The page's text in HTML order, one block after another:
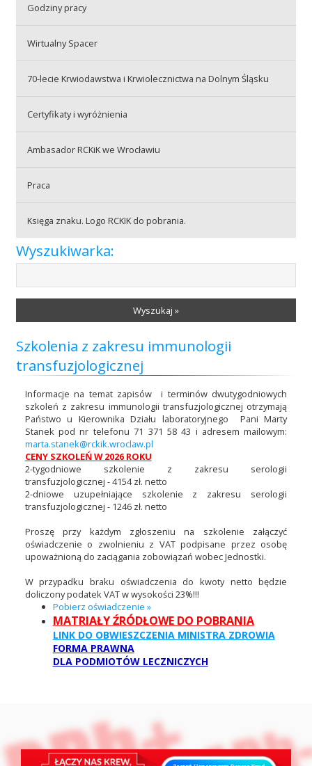
BIP
RODO
Godziny pracy
Wirtualny Spacer
70-lecie Krwiodawstwa i Krwiolecznictwa na Dolnym Śląsku
Certyfikaty i wyróżnienia
Ambasador RCKiK we Wrocławiu
Praca
Praca
Księga znaku. Logo RCKIK do pobrania.
Wyszukiwarka:
Wyszukaj »
Szkolenia z zakresu immunologii
transfuzjologicznej
Informacje na temat zapisów i terminów dwutygodniowych
szkoleń z zakresu immunologii transfuzjologicznej otrzymają
Państwo u Kierownika Działu laboratoryjnego Pani Marty
Stanek pod nr telefonu 71 371 58 43 i adresem mailowym:
marta.stanek@rckik.wroclaw.pl
CENY SZKOLEŃ W 2026 ROKU
2-tygodniowe szkolenie z zakresu serologii
transfuzjologicznej - 4154 zł. netto
2-dniowe uzupełniające szkolenie z zakresu serologii
transfuzjologicznej - 1246 zł. netto
Proszę przy każdym zgłoszeniu na szkolenie załączyć
oświadczenie o zwolnieniu z VAT podpisane przez osobę
upoważnioną do zaciągania zobowiązań wobec Jednostki.
W przypadku braku oświadczenia do kwoty netto będzie
doliczony podatek VAT w wysokości 23%!!!
Pobierz oświadczenie »
MATRIAŁY ŹRÓDŁOWE DO POBRANIA
LINK DO OBWIESZCZENIA MINISTRA ZDROWIA
FORMA PRAWNA
DLA PODMIOTÓW LECZNICZYCH